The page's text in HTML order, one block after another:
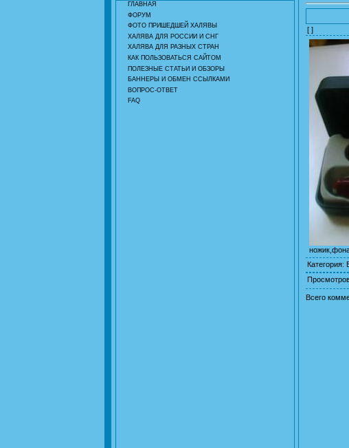
ГЛАВНАЯ
ФОРУМ
ФОТО ПРИШЕДШЕЙ ХАЛЯВЫ
ХАЛЯВА ДЛЯ РОССИИ И СНГ
ХАЛЯВА ДЛЯ РАЗНЫХ СТРАН
КАК ПОЛЬЗОВАТЬСЯ САЙТОМ
ПОЛЕЗНЫЕ СТАТЬИ И ОБЗОРЫ
БАННЕРЫ И ОБМЕН ССЫЛКАМИ
ВОПРОС-ОТВЕТ
FAQ
[ ]
Категория:
Всего